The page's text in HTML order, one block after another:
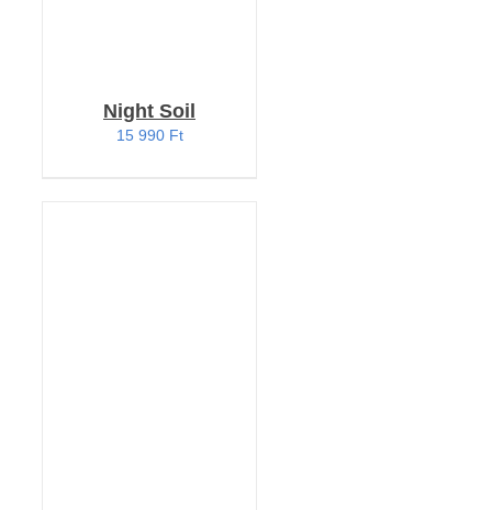
Night Soil
15 990 Ft